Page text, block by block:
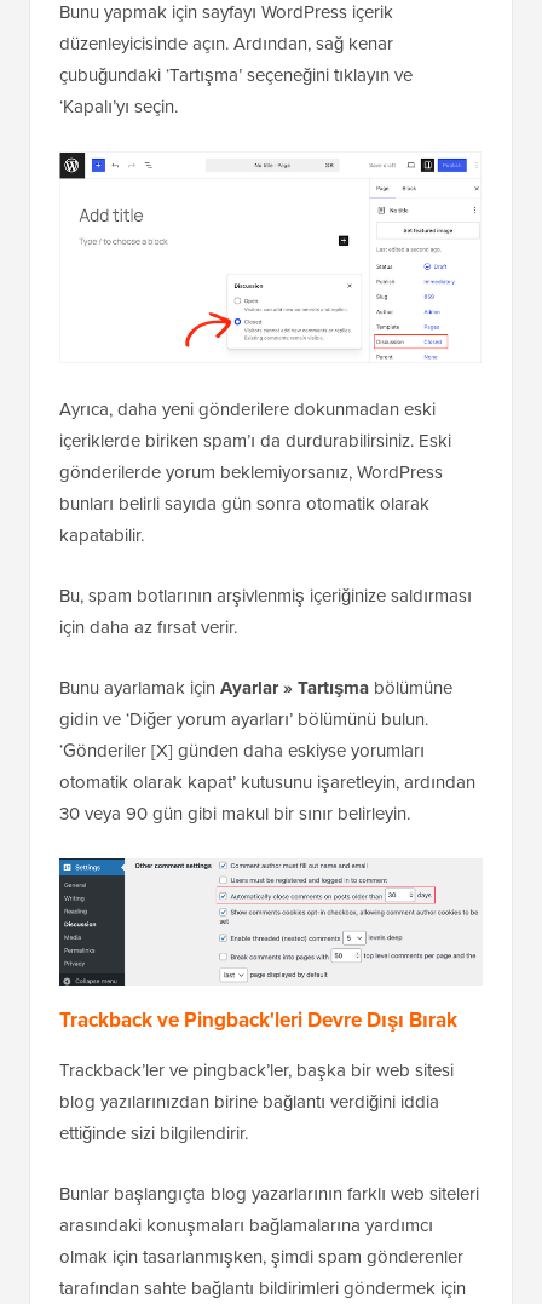
Ayrıca, daha yeni gönderilere dokunmadan eski
içeriklerde biriken spam’ı da durdurabilirsiniz. Eski
gönderilerde yorum beklemiyorsanız, WordPress
kapatabilir.
Bu, spam botlarının arşivlenmiş içeriğinize saldırması
için daha az fırsat verir.
Bunu ayarlamak için
gidin ve ‘Diğer yorum ayarları’ bölümünü bulun.
‘Gönderiler [X] günden daha eskiyse yorumları
30 veya 90 gün gibi makul bir sınır belirleyin.
Trackback ve Pingback'leri Devre Dışı Bırak
Trackback’ler ve pingback’ler, başka bir web sitesi
blog yazılarınızdan birine bağlantı verdiğini iddia
Bunlar başlangıçta blog yazarlarının farklı web siteleri
arasındaki konuşmaları bağlamalarına yardımcı
olmak için tasarlanmışken, şimdi spam gönderenler
yaygın olarak kötüye kullanılmaktadır.
Bu özelliği tamamen kapatmak, kontrol panelinizden
bir kategori dolusu önemsiz bildirimi kaldırır.